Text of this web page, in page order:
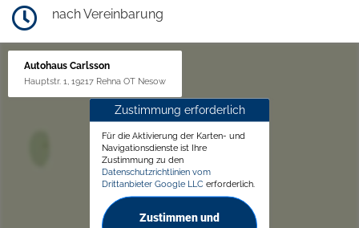
nach Vereinbarung
Autohaus Carlsson
Hauptstr. 1, 19217 Rehna OT Nesow
Zustimmung erforderlich
Für die Aktivierung der Karten- und
Navigationsdienste ist Ihre
Zustimmung zu den
Datenschutzrichtlinien vom
Drittanbieter Google LLC erforderlich.
Zustimmen und